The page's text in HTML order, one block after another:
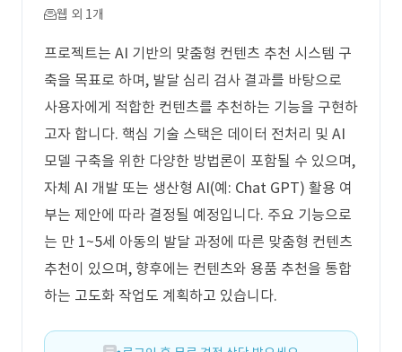
웹 외 1개
프로젝트는 AI 기반의 맞춤형 컨텐츠 추천 시스템 구
축을 목표로 하며, 발달 심리 검사 결과를 바탕으로
사용자에게 적합한 컨텐츠를 추천하는 기능을 구현하
고자 합니다. 핵심 기술 스택은 데이터 전처리 및 AI
모델 구축을 위한 다양한 방법론이 포함될 수 있으며,
자체 AI 개발 또는 생산형 AI(예: Chat GPT) 활용 여
부는 제안에 따라 결정될 예정입니다. 주요 기능으로
는 만 1~5세 아동의 발달 과정에 따른 맞춤형 컨텐츠
추천이 있으며, 향후에는 컨텐츠와 용품 추천을 통합
하는 고도화 작업도 계획하고 있습니다.